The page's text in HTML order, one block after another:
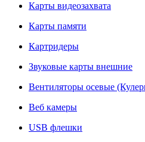
Карты видеозахвата
Карты памяти
Картридеры
Звуковые карты внешние
Вентиляторы осевые
Веб камеры
USB флешки